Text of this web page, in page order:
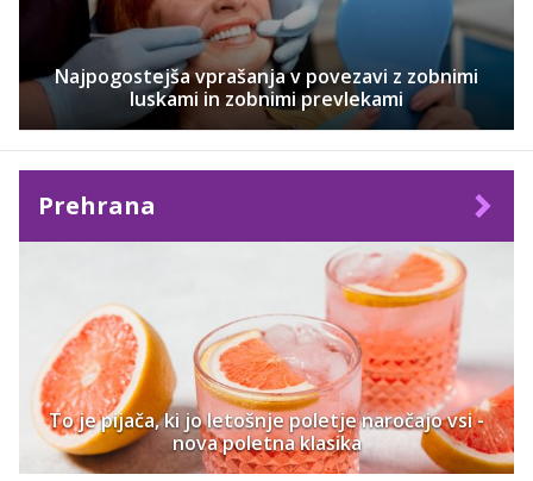
Najpogostejša vprašanja v povezavi z zobnimi
luskami in zobnimi prevlekami
Prehrana
To je pijača, ki jo letošnje poletje naročajo vsi -
nova poletna klasika